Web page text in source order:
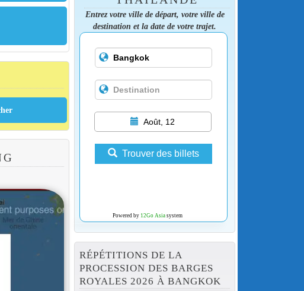
Entrez votre ville de départ, votre ville de
destination et la date de votre trajet.
Août, 12
Trouver des billets
Powered by 12Go Asiasystem
RÉPÉTITIONS DE LA
PROCESSION DES BARGES
ROYALES 2026 À BANGKOK